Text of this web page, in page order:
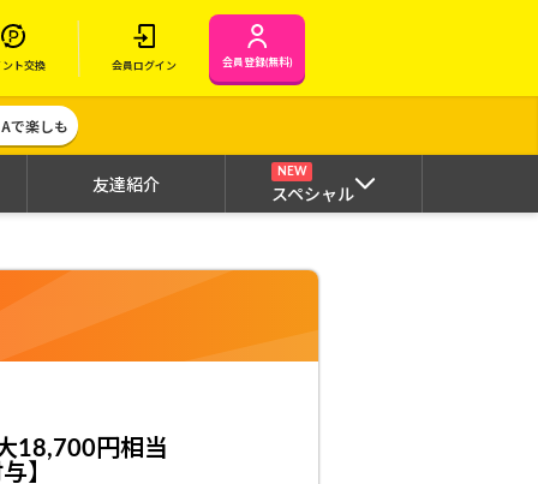
ント交換 会員ログイン 会員登録(無料)
で楽しも
友達紹介
NEW
スペシャル
18,700円相当
】